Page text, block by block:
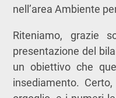
nell’area Ambiente
Riteniamo, grazie
presentazione del
un obiettivo che
insediamento.